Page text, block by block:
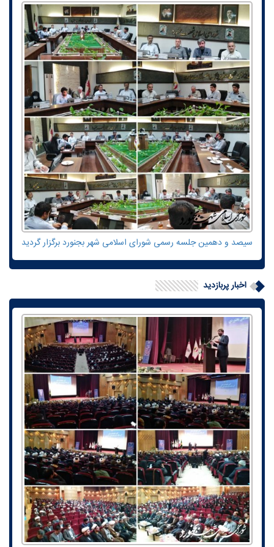
سیصد و دهمین جلسه رسمی شورای اسلامی شهر بجنورد برگزار گردید
اخبار پربازدید